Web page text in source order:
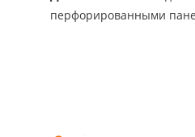
перфорированными